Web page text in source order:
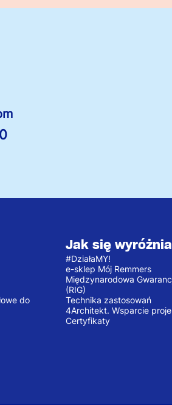
do
Jak się
#DziałaMY!
e-sklep Mój Remmers
Międzynarodowa
(RIG)
Technika zastosowań
4Architekt. Wsparcie
Certyfikaty